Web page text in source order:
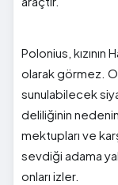
Polonius,
olarak görmez.
sunulabilecek
deliliğinin
mektupları ve
sevdiği adama
onları izler.